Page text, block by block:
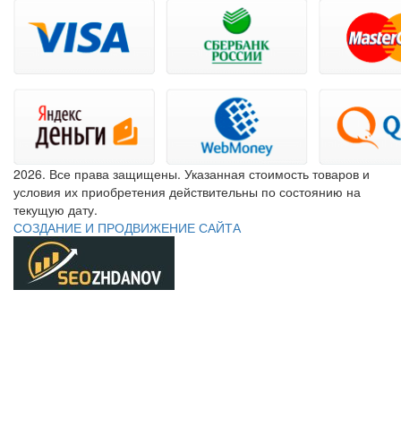
2026. Все права защищены. Указанная стоимость товаров и
условия их приобретения действительны по состоянию на
текущую дату.
СОЗДАНИЕ И ПРОДВИЖЕНИЕ САЙТА